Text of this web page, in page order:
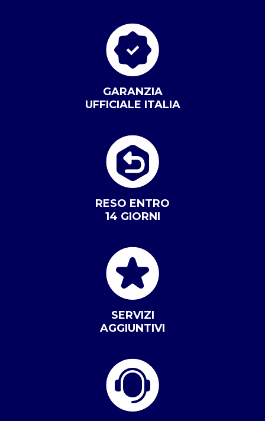
GARANZIA
UFFICIALE ITALIA
RESO ENTRO
14 GIORNI
SERVIZI
AGGIUNTIVI